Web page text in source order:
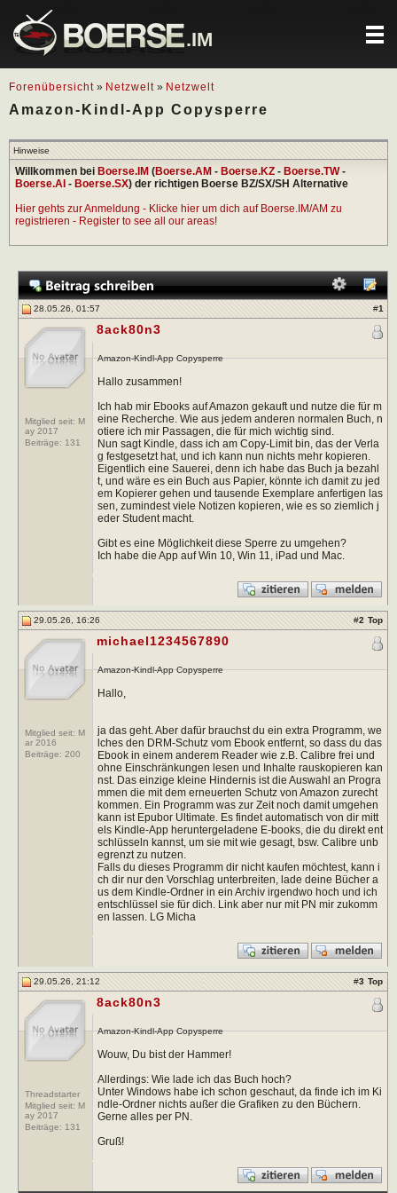
.IM
Forenübersicht » Netzwelt » Netzwelt
Amazon-Kindl-App Copysperre
Hinweise
Willkommen bei Boerse.IM (Boerse.AM - Boerse.KZ - Boerse.TW-
Boerse.AI - Boerse.SX) der richtigen Boerse BZ/SX/SH Alternative
Hier gehts zur Anmeldung - Klicke hier um dich auf Boerse.IM/AM zu
registrieren - Register to see all our areas!
28.05.26, 01:57 #1
Mitglied seit: M
ay 2017
Beiträge: 131
8ack80n3
Amazon-Kindl-App Copysperre
Hallo zusammen!
Ich hab mir Ebooks auf Amazon gekauft und nutze die für m
eine Recherche. Wie aus jedem anderen normalen Buch, n
otiere ich mir Passagen, die für mich wichtig sind.
Nun sagt Kindle, dass ich am Copy-Limit bin, das der Verla
g festgesetzt hat, und ich kann nun nichts mehr kopieren.
Eigentlich eine Sauerei, denn ich habe das Buch ja bezahl
t, und wäre es ein Buch aus Papier, könnte ich damit zu jed
em Kopierer gehen und tausende Exemplare anfertigen las
sen, zumindest viele Notizen kopieren, wie es so ziemlich j
eder Student macht.
Gibt es eine Möglichkeit diese Sperre zu umgehen?
Ich habe die App auf Win 10, Win 11, iPad und Mac.
29.05.26, 16:26 #2 Top
Mitglied seit: M
ar 2016
Beiträge: 200
michael1234567890
Amazon-Kindl-App Copysperre
Hallo,
ja das geht. Aber dafür brauchst du ein extra Programm, we
lches den DRM-Schutz vom Ebook entfernt, so dass du das
Ebook in einem anderem Reader wie z.B. Calibre frei und
ohne Einschränkungen lesen und Inhalte rauskopieren kan
nst. Das einzige kleine Hindernis ist die Auswahl an Progra
mmen die mit dem erneuerten Schutz von Amazon zurecht
kommen. Ein Programm was zur Zeit noch damit umgehen
kann ist Epubor Ultimate. Es findet automatisch von dir mitt
els Kindle-App heruntergeladene E-books, die du direkt ent
schlüsseln kannst, um sie mit wie gesagt, bsw. Calibre unb
egrenzt zu nutzen.
Falls du dieses Programm dir nicht kaufen möchtest, kann i
ch dir nur den Vorschlag unterbreiten, lade deine Bücher a
us dem Kindle-Ordner in ein Archiv irgendwo hoch und ich
entschlüssel sie für dich. Link aber nur mit PN mir zukomm
en lassen. LG Micha
29.05.26, 21:12 #3 Top
Threadstarter
Mitglied seit: M
ay 2017
Beiträge: 131
8ack80n3
Amazon-Kindl-App Copysperre
Wouw, Du bist der Hammer!
Allerdings: Wie lade ich das Buch hoch?
Unter Windows habe ich schon geschaut, da finde ich im Ki
ndle-Ordner nichts außer die Grafiken zu den Büchern.
Gerne alles per PN.
Gruß!